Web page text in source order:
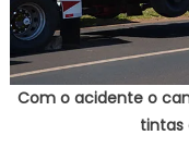
Com o acidente o
tintas